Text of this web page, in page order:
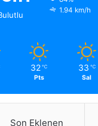
1.94 km/h
32 ℃
Pts
33 ℃
Sal
Son Eklenen